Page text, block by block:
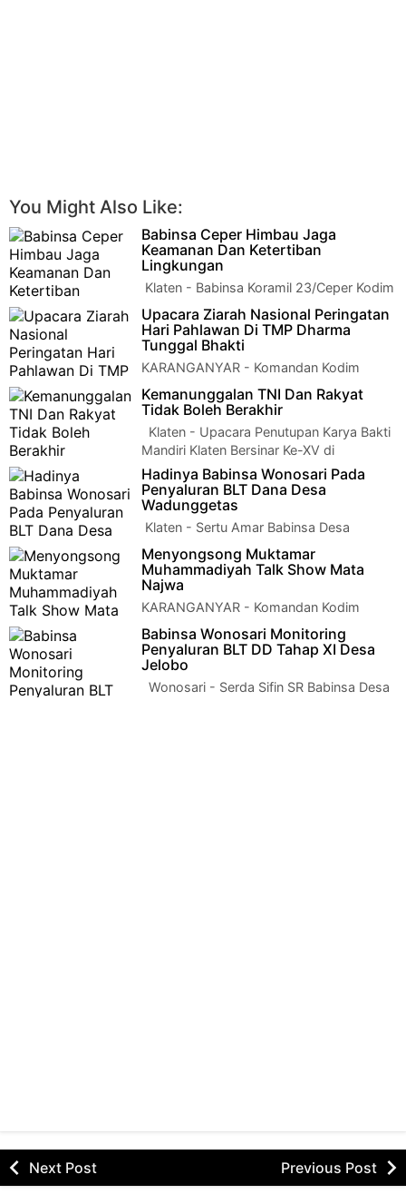
You Might Also Like:
Babinsa Ceper Himbau Jaga
Keamanan Dan Ketertiban
Lingkungan
Klaten - Babinsa Koramil 23/Ceper Kodim
0723/Klaten Serda Suparman
melaksanakan Komunikasi Sosial (Komsos) dengan warga…
Upacara Ziarah Nasional Peringatan
Hari Pahlawan Di TMP Dharma
Tunggal Bhakti
KARANGANYAR - Komandan Kodim
0727/Karanganyar Letkol Inf Andri Army
Yudha Ardhitama, S.I.P., melaksanakan Upacara Ziarah…
Kemanunggalan TNI Dan Rakyat
Tidak Boleh Berakhir
Klaten - Upacara Penutupan Karya Bakti
Mandiri Klaten Bersinar Ke-XV di
Lapangan Desa Wonosari Kec Trucuk Kab…
Hadinya Babinsa Wonosari Pada
Penyaluran BLT Dana Desa
Wadunggetas
Klaten - Sertu Amar Babinsa Desa
Wadunggetas Koramil 22 Wonosari Kodim
0723 Klaten mendampingi penyaluran Bantuan Langs…
Menyongsong Muktamar
Muhammadiyah Talk Show Mata
Najwa
KARANGANYAR - Komandan Kodim
0727/Karanganyar Letkol Inf Andri Army
Yudha Ardhitama, S.I.P. mendampingi Danrem 074/ Wara…
Babinsa Wonosari Monitoring
Penyaluran BLT DD Tahap XI Desa
Jelobo
Wonosari - Serda Sifin SR Babinsa Desa
Next Post Previous Post